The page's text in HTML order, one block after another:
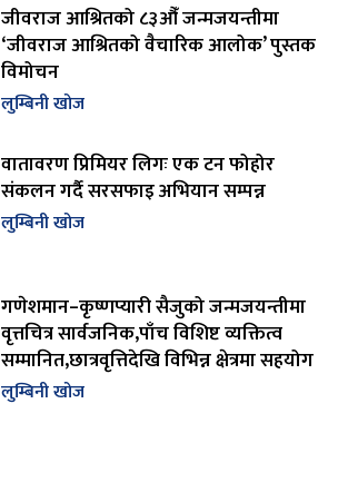
जीवराज आश्रितको ८३औँ जन्मजयन्तीमा
‘जीवराज आश्रितको वैचारिक आलोक’ पुस्तक
विमोचन
लुम्बिनी खोज
वातावरण प्रिमियर लिगः एक टन फोहोर
संकलन गर्दै सरसफाइ अभियान सम्पन्न
लुम्बिनी खोज
गणेशमान–कृष्णप्यारी सैजुको जन्मजयन्तीमा
वृत्तचित्र सार्वजनिक,पाँच विशिष्ट व्यक्तित्व
सम्मानित,छात्रवृत्तिदेखि विभिन्न क्षेत्रमा सहयोग
लुम्बिनी खोज